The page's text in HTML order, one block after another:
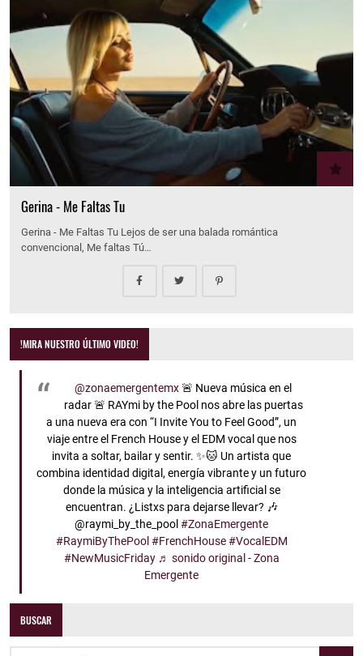
Gerina - Me Faltas Tu
Gerina - Me Faltas Tu Lejos de ser una balada romántica
convencional, Me faltas Tú…
!MIRA NUESTRO ÚLTIMO VIDEO!
@zonaemergentemx🚨 Nueva música en el
radar 🚨 RAYmi by the Pool nos abre las puertas
a una nueva era con “I Invite You to Feel Good”, un
viaje entre el French House y el EDM vocal que nos
invita a soltar, bailar y sentir. ✨🐱 Un artista que
combina identidad digital, energía vibrante y un futuro
donde la música y la inteligencia artificial se
encuentran. ¿Listxs para dejarse llevar? 🎶
@raymi_by_the_pool#ZonaEmergente
#RaymiByThePool #FrenchHouse #VocalEDM
#NewMusicFriday ♬ sonido original - Zona
Emergente
BUSCAR